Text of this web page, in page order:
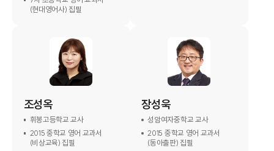
(현대영어사) 집필
조성옥
휘봉고등학교 교사
2015 중학교 영어 교과서
(비상교육) 집필
장성욱
성암여자중학교 교사
2015 중학교 영어 교과서
(동아출판) 집필